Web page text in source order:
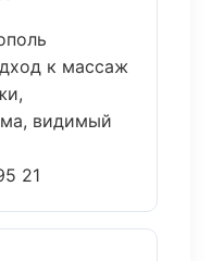
к массаж
видимый
21